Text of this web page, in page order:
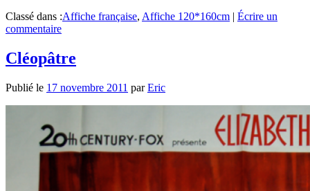
Classé dans :Affiche française, Affiche 120*160cm | Écrire un
commentaire
Cléopâtre
Publié le 17 novembre 2011 parEric